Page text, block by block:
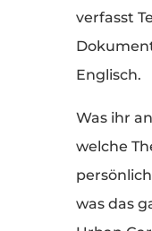
verfasst
Englisch.
Was ihr
welche
was das